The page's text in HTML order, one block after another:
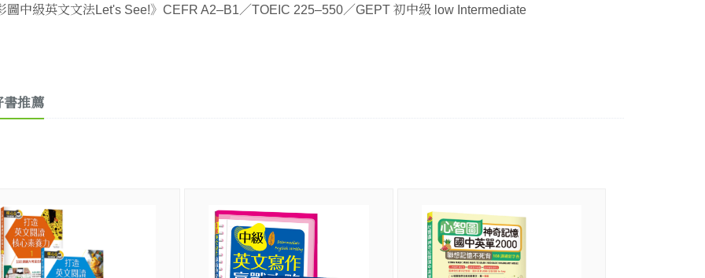
圖中級英文文法Let's See!》CEFR A2–B1／TOEIC 225–550／GEPT 初中級 low Intermediate
書推薦